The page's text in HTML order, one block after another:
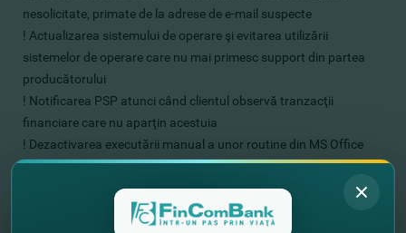
nesolicitate, primate de la adrese de e-mail suspecte
! Actualizarea sistemului de operare şi evitarea utilizării
sistemelor de operare care nu mai primesc support din partea
producătorului
! Notificarea PSP atunci când clientul observă tranzacţii
financiare care nu aparţin acestuia
! Dezactivarea executării manual a unor routine din MS Office
(macro-uri)
! Modificarea parolelor de access în cazul în care acestea sunt